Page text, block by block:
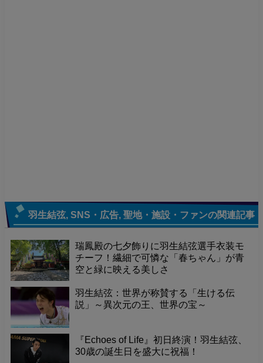
羽生結弦, SNS・広告, 聖地・施設・ファンの関連記事
瑞鳳殿の七夕飾りに羽生結弦選手衣装モ
チーフ！繊細で可憐な「春ちゃん」が青
空と緑に映える美しさ
羽生結弦：世界が称賛する「生ける伝
説」～異次元の王、世界の宝～
『Echoes of Life』初日終演！羽生結弦、
30歳の誕生日を盛大に祝福！